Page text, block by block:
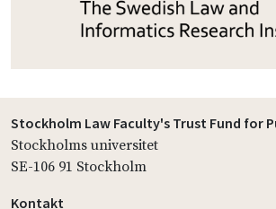
Stockholm Law Faculty's Trust Fund for
Stockholms universitet
SE-106 91 Stockholm
Kontakt